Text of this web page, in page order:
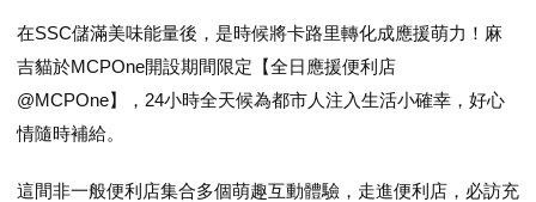
在SSC儲滿美味能量後，是時候將卡路里轉化成應援萌力！麻
吉貓於MCPOne開設期間限定【全日應援便利店
@MCPOne】，24小時全天候為都市人注入生活小確幸，好心
情隨時補給。
這間非一般便利店集合多個萌趣互動體驗，走進便利店，必訪充